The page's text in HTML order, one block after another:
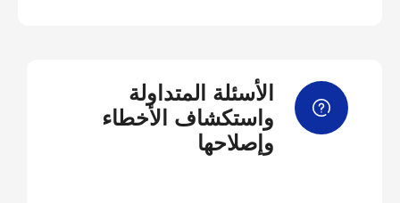
الأسئلة المتداولة
واستكشاف الأخطاء
وإصلاحها